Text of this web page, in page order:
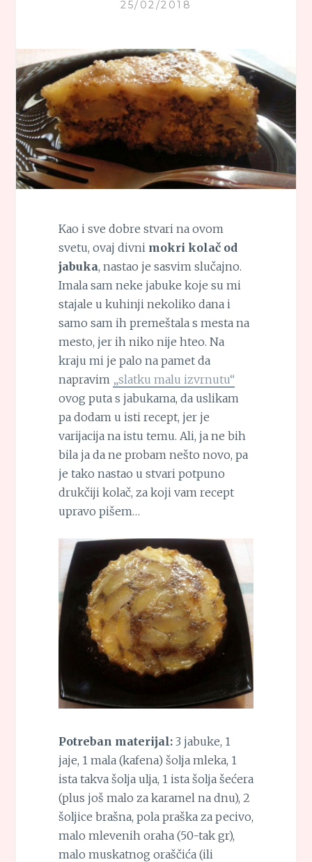
25/02/2018
Kao i sve dobre stvari na ovom
svetu, ovaj divni mokri kolač od
jabuka, nastao je sasvim slučajno.
Imala sam neke jabuke koje su mi
stajale u kuhinji nekoliko dana i
samo sam ih premeštala s mesta na
mesto, jer ih niko nije hteo. Na
kraju mi je palo na pamet da
napravim „slatku malu izvrnutu“
ovog puta s jabukama, da uslikam
pa dodam u isti recept, jer je
varijacija na istu temu. Ali, ja ne bih
bila ja da ne probam nešto novo, pa
je tako nastao u stvari potpuno
drukčiji kolač, za koji vam recept
upravo pišem…
Potreban materijal:3 jabuke, 1
jaje, 1 mala (kafena) šolja mleka, 1
ista takva šolja ulja, 1 ista šolja šećera
(plus još malo za karamel na dnu), 2
šoljice brašna, pola praška za pecivo,
malo mlevenih oraha (50-tak gr),
malo muskatnog oraščića (ili